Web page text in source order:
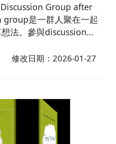
Group after
group是一群人聚在一起
法。參與discussion
多好處，例如：參與討
並學習正確文法；是一種
習題檢測學生對於課程
修改日期：2026-01-27